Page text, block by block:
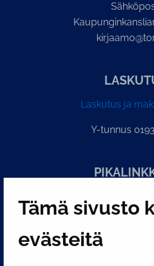
Tämä sivusto
evästeitä
Laskutus ja
Y-tunnus
Näytä
SOSIAALINEN